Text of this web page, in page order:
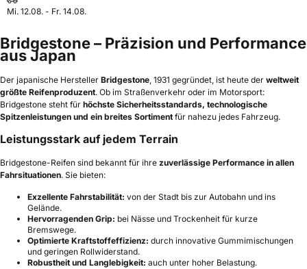
Mi. 12.08. - Fr. 14.08.
Bridgestone – Präzision und Performance
aus Japan
Der japanische Hersteller Bridgestone, 1931 gegründet, ist heute der weltweit
größte Reifenproduzent. Ob im Straßenverkehr oder im Motorsport:
Bridgestone steht für höchste Sicherheitsstandards, technologische
Spitzenleistungen und ein breites Sortiment für nahezu jedes Fahrzeug.
Leistungsstark auf jedem Terrain
Bridgestone-Reifen sind bekannt für ihre zuverlässige Performance in allen
Fahrsituationen. Sie bieten:
Exzellente Fahrstabilität: von der Stadt bis zur Autobahn und ins
Gelände.
Hervorragenden Grip: bei Nässe und Trockenheit für kurze
Bremswege.
Optimierte Kraftstoffeffizienz: durch innovative Gummimischungen
und geringen Rollwiderstand.
Robustheit und Langlebigkeit: auch unter hoher Belastung.